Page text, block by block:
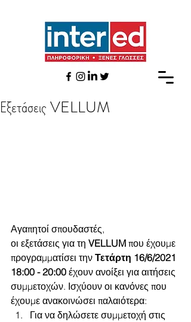
Εξετάσεις VELLUM
Αγαπητοί σπουδαστές,
οι εξετάσεις για τη VELLUM που έχουμε
προγραμματίσει την Τετάρτη 16/6/2021
18:00 - 20:00 έχουν ανοίξει για αιτήσεις
συμμετοχών. Ισχύουν οι κανόνες που
έχουμε ανακοινώσει παλαιότερα:
Για να δηλώσετε συμμετοχή στις